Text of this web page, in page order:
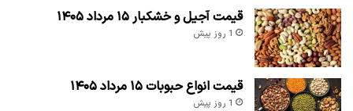
قیمت آجیل و خشکبار ۱۵ مرداد ۱۴۰۵
1 روز پیش
قیمت انواع حبوبات ۱۵ مرداد ۱۴۰۵
1 روز پیش